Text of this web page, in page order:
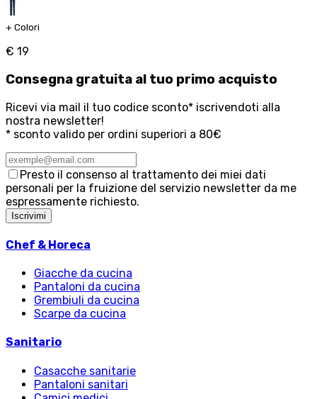
+ Colori
€ 19
Consegna gratuita al tuo primo acquisto
Ricevi via mail il tuo codice sconto* iscrivendoti alla
nostra newsletter!
* sconto valido per ordini superiori a 80€
Presto il consenso al trattamento dei miei dati
personali per la fruizione del servizio newsletter da me
espressamente richiesto.
Iscrivimi
Chef & Horeca
Giacche da cucina
Pantaloni da cucina
Grembiuli da cucina
Scarpe da cucina
Sanitario
Casacche sanitarie
Pantaloni sanitari